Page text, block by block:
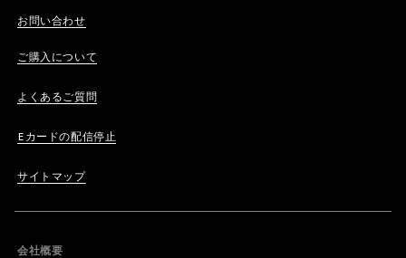
お問い合わせ
ご購入について
よくあるご質問
Eカードの配信停止
サイトマップ
会社概要